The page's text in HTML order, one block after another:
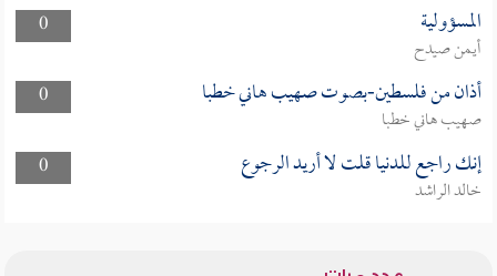
0
المسؤولية
أيمن صيدح
0
أذان من فلسطين-بصوت صهيب هاني خطبا
صهيب هاني خطبا
0
إنك راجع للدنيا قلت لا أريد الرجوع
خالد الراشد